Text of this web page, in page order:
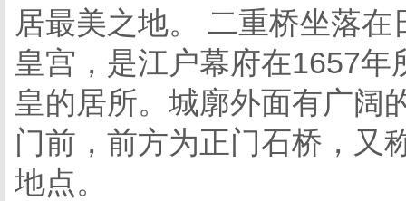
居最美之地。 二重桥坐落
皇宫，是江户幕府在1657
皇的居所。城廓外面有广阔
门前，前方为正门石桥，又
地点。